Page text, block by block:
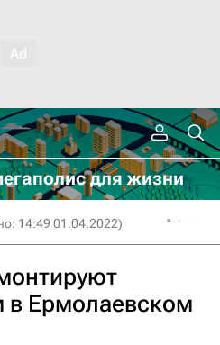
для жизни
14:49 01.04.2022)
в Ермолаевском